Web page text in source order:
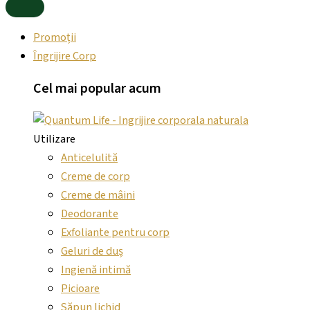
Promoții
Îngrijire Corp
Cel mai popularacum
Utilizare
Anticelulită
Creme de corp
Creme de mâini
Deodorante
Exfoliante pentru corp
Geluri de duș
Ingienă intimă
Picioare